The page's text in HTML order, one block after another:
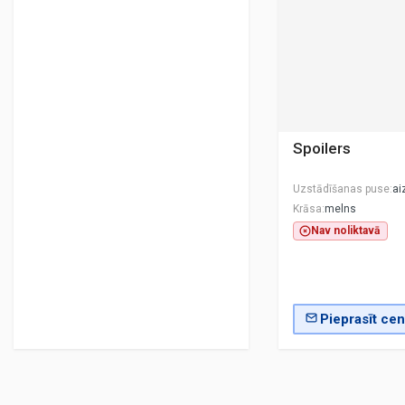
Spoilers
Uzstādīšanas puse
Krāsa melns
Nav noliktavā
Pieprasīt